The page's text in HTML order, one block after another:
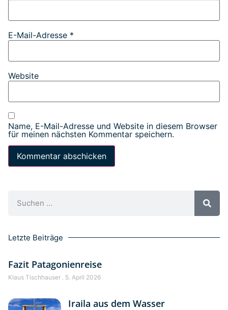
E-Mail-Adresse *
Website
Name, E-Mail-Adresse und Website in diesem Browser
für meinen nächsten Kommentar speichern.
Letzte Beiträge
Fazit Patagonienreise
Klaus Tischhauser 5. April 2026
Iraila aus dem Wasser